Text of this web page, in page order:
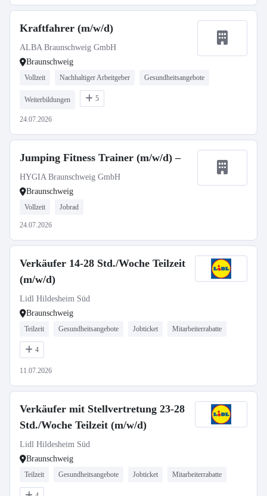
Kraftfahrer (m/w/d)
ALBA Braunschweig GmbH
Braunschweig
Vollzeit Nachhaltiger Arbeitgeber Gesundheitsangebote
Weiterbildungen 5
24.07.2026
Jumping Fitness Trainer (m/w/d) –
HYGIA Braunschweig GmbH
Braunschweig
Vollzeit Jobrad
24.07.2026
Verkäufer 14-28 Std./Woche Teilzeit
(m/w/d)
Lidl Hildesheim Süd
Braunschweig
Teilzeit Gesundheitsangebote Jobticket Mitarbeiterrabatte
4
11.07.2026
Verkäufer mit Stellvertretung 23-28
Std./Woche Teilzeit (m/w/d)
Lidl Hildesheim Süd
Braunschweig
Teilzeit Gesundheitsangebote Jobticket Mitarbeiterrabatte